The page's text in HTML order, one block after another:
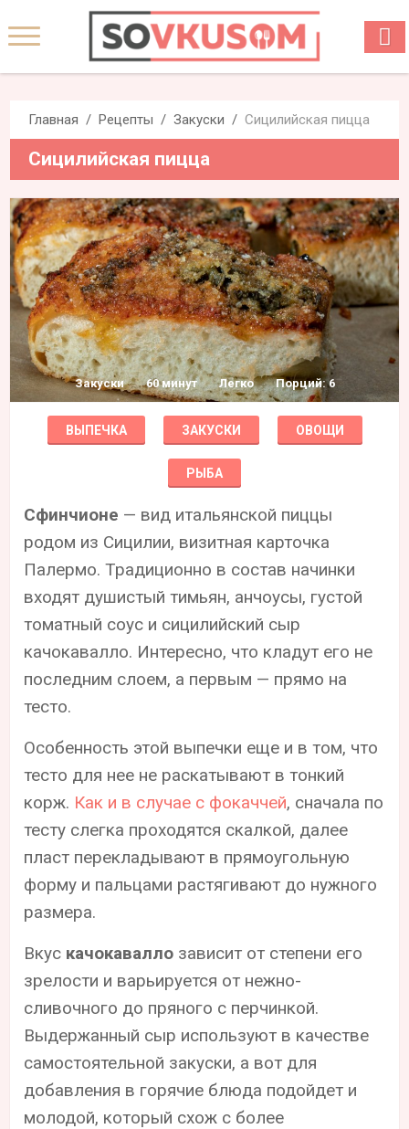
Главная Рецепты Закуски Сицилийская пицца
Сицилийская пицца
Закуски 60 минут Легко Порций: 6
ВЫПЕЧКА ЗАКУСКИ ОВОЩИ
РЫБА
Сфинчионе — вид итальянской пиццы
родом из Сицилии, визитная карточка
Палермо. Традиционно в состав начинки
входят душистый тимьян, анчоусы, густой
томатный соус и сицилийский сыр
качокавалло. Интересно, что кладут его не
последним слоем, а первым — прямо на
тесто.
Особенность этой выпечки еще и в том, что
тесто для нее не раскатывают в тонкий
корж. Как и в случае с фокаччей, сначала по
тесту слегка проходятся скалкой, далее
пласт перекладывают в прямоугольную
форму и пальцами растягивают до нужного
размера.
Вкус качокавалло зависит от степени его
зрелости и варьируется от нежно-
сливочного до пряного с перчинкой.
Выдержанный сыр используют в качестве
самостоятельной закуски, а вот для
добавления в горячие блюда подойдет и
молодой, который схож с более